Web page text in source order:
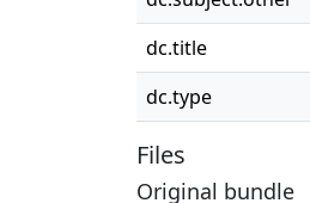
dc.title
dc.type
Files
Original bundle